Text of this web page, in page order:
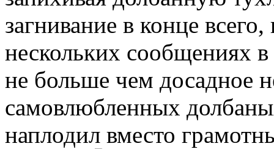
загнивание в конце
нескольких сообщениях
не больше чем досадное
самовлюбленных
наплодил вместо